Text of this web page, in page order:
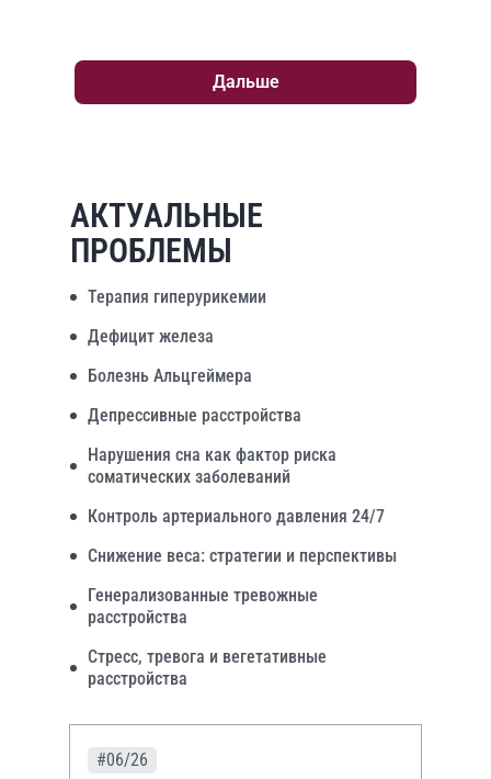
Дальше
АКТУАЛЬНЫЕ
ПРОБЛЕМЫ
Терапия гиперурикемии
Дефицит железа
Болезнь Альцгеймера
Депрессивные расстройства
Нарушения сна как фактор риска
соматических заболеваний
Контроль артериального давления 24/7
Снижение веса: стратегии и перспективы
Генерализованные тревожные
расстройства
Стресс, тревога и вегетативные
расстройства
#06/26